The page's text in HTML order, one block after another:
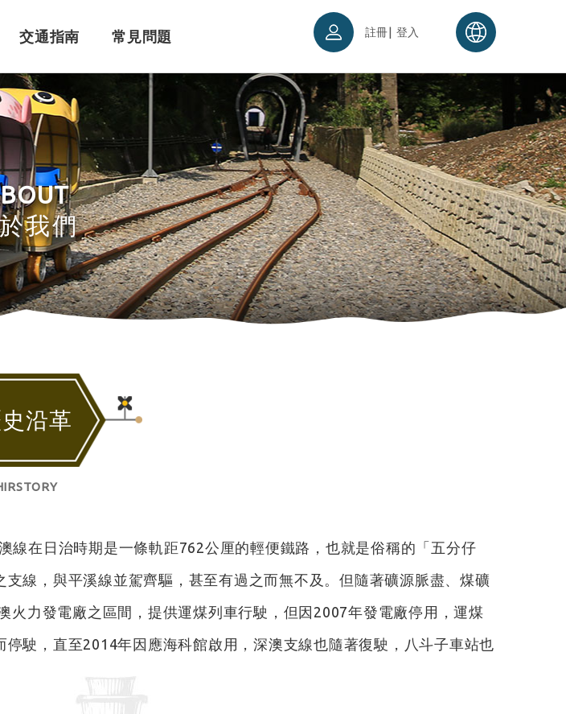
訂票系統 退票須知 入場須知
車體設計 永續理念
交通指南 常見問題
搭乘問題
註冊| 登入
我們
沿革
在日治時期是一條軌距762公厘的輕便鐵路，也就是俗稱的「五分仔
線，與平溪線並駕齊驅，甚至有過之而無不及。但隨著礦源脈盡、煤礦
力發電廠之區間，提供運煤列車行駛，但因2007年發電廠停用，運煤
駛，直至2014年因應海科館啟用，深澳支線也隨著復駛，八斗子車站也